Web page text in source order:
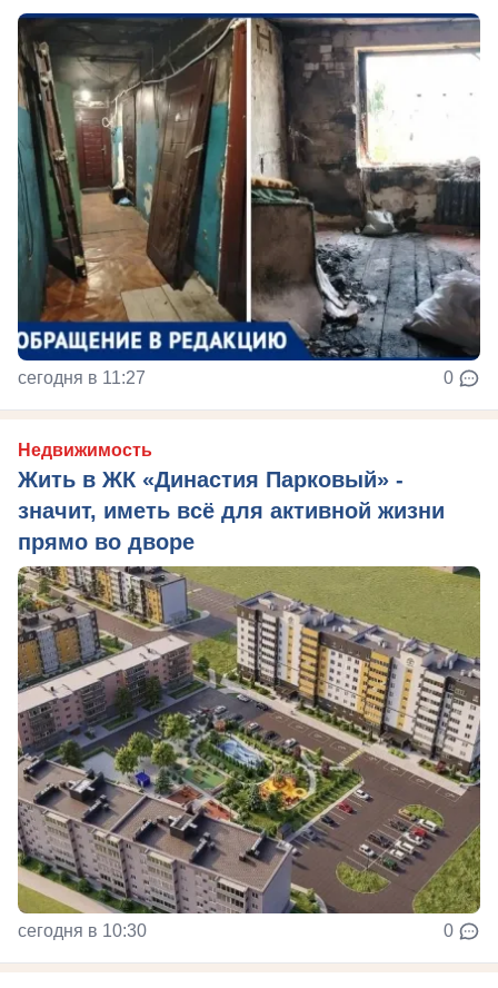
сегодня в 11:27 0
Недвижимость
Жить в ЖК «Династия Парковый» -
значит, иметь всё для активной жизни
прямо во дворе
сегодня в 10:30 0